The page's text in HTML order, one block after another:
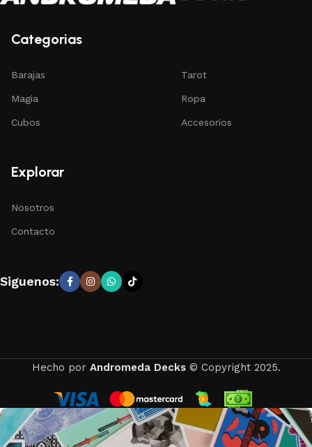
Categorias
Barajas
Magia
Cubos
Tarot
Ropa
Accesorios
Explorar
Nosotros
Contacto
Siguenos:
Hecho por Andromeda Decks© Copyright 2025.